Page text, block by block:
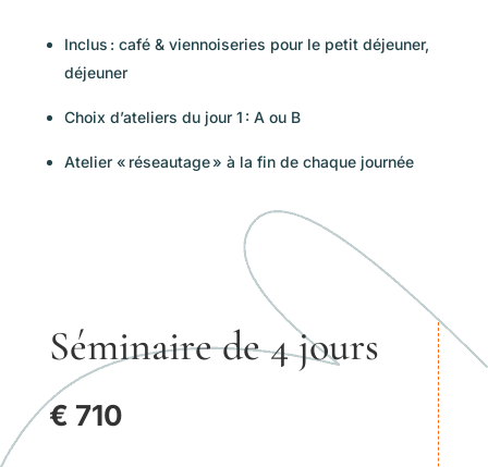
Inclus : café & viennoiseries pour le petit déjeuner,
déjeuner
Choix d’ateliers du jour 1 : A ou B
Atelier « réseautage » à la fin de chaque journée
Séminaire de 4 jours
€ 710